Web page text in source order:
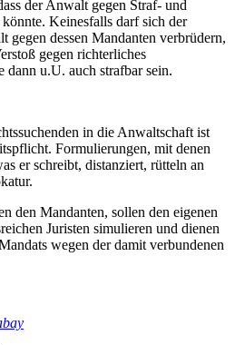
der Anwalt gegen Straf- und
Keinesfalls darf sich der
gegen dessen Mandanten verbrüdern,
gegen richterliches
dann u.U. auch strafbar sein.
in die Anwaltschaft ist
Formulierungen, mit denen
er schreibt, distanziert, rütteln an
den Mandanten, sollen den eigenen
Juristen simulieren und dienen
wegen der damit verbundenen